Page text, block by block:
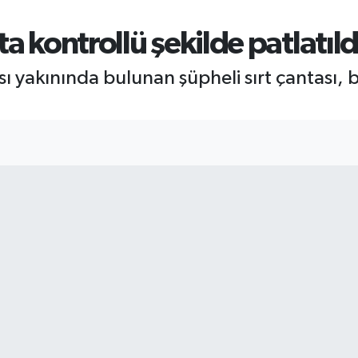
kontrollü şekilde
yakınında bulunan şüpheli sırt